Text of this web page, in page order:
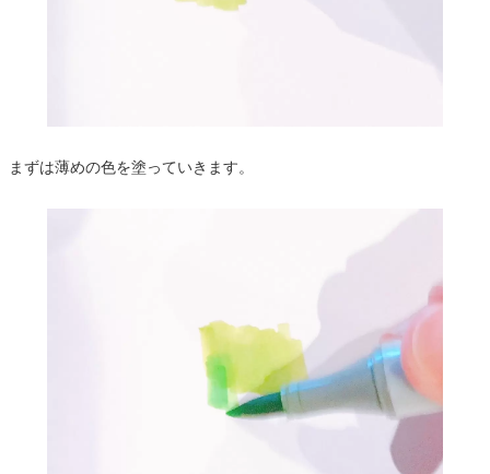
まずは薄めの色を塗っていきます。